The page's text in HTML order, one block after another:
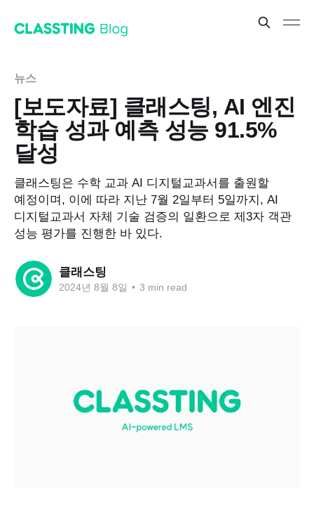
뉴스
[보도자료] 클래스팅, AI 엔진
학습 성과 예측 성능 91.5%
달성
클래스팅은 수학 교과 AI 디지털교과서를 출원할
예정이며, 이에 따라 지난 7월 2일부터 5일까지, AI
디지털교과서 자체 기술 검증의 일환으로 제3자 객관
성능 평가를 진행한 바 있다.
클래스팅
2024년 8월 8일 • 3 min read